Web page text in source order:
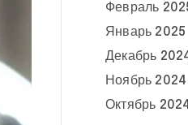
Февраль
Январь 2025
Декабрь
Ноябрь 2024
Октябрь